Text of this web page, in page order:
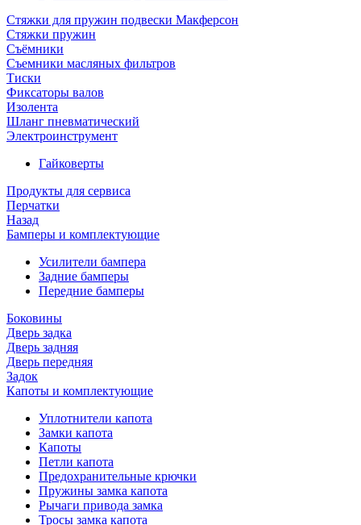
Стяжки для пружин подвески Макферсон
Стяжки пружин
Съёмники
Съемники масляных фильтров
Тиски
Фиксаторы валов
Изолента
Шланг пневматический
Электроинструмент
Гайковерты
Продукты для сервиса
Перчатки
Назад
Бамперы и комплектующие
Усилители бампера
Задние бамперы
Передние бамперы
Боковины
Дверь задка
Дверь задняя
Дверь передняя
Задок
Капоты и комплектующие
Уплотнители капота
Замки капота
Капоты
Петли капота
Предохранительные крючки
Пружины замка капота
Рычаги привода замка
Тросы замка капота